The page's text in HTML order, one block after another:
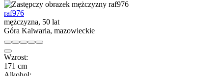
raf976
mężczyzna, 50 lat
Góra Kalwaria, mazowieckie
Wzrost:
171 cm